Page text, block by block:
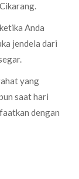
Anda
jendela dari
yang
saat hari
dengan